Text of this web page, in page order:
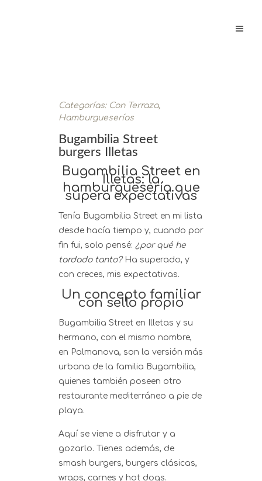
Categorías: Con Terraza,
Hamburgueserías
Bugambilia Street
burgers Illetas
Bugambilia Street en
Illetas: la
hamburguesería que
supera expectativas
Tenía Bugambilia Street en mi lista
desde hacía tiempo y, cuando por
fin fui, solo pensé: ¿por qué he
tardado tanto?Ha superado, y
con creces, mis expectativas.
Un concepto familiar
con sello propio
Bugambilia Street en Illetas y su
hermano, con el mismo nombre,
en Palmanova, son la versión más
urbana de la familia Bugambilia,
quienes también poseen otro
restaurante mediterráneo a pie de
playa.
Aquí se viene a disfrutar y a
gozarlo. Tienes además, de
smash burgers, burgers clásicas,
wraps, carnes y hot dogs.